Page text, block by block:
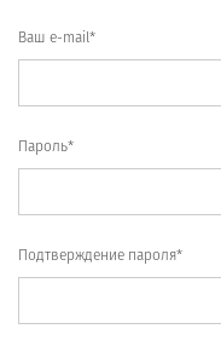
Ваш e-mail*
Пароль*
Подтверждение пароля*